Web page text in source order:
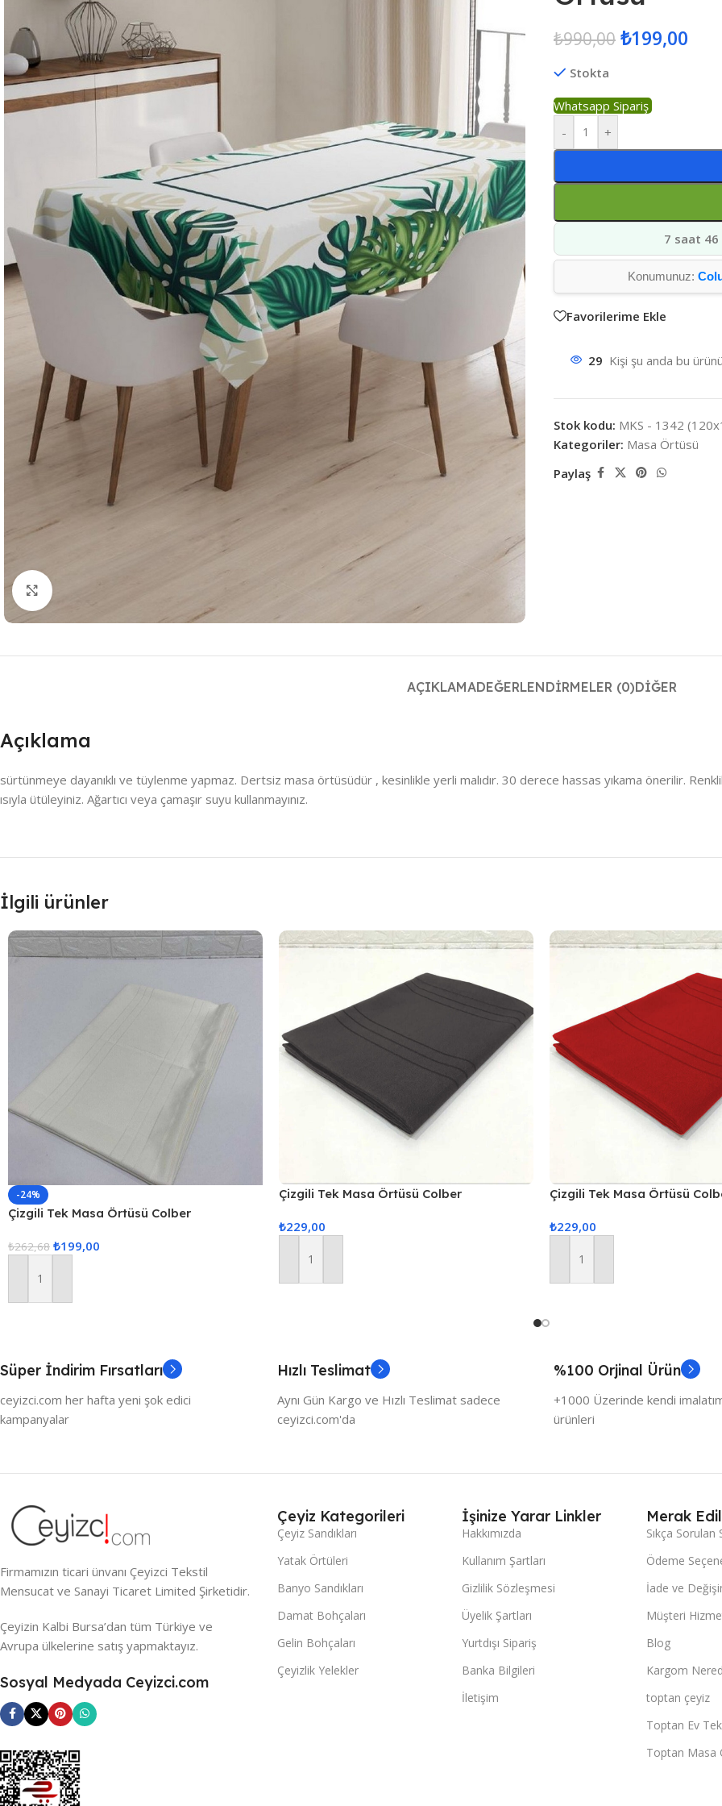
₺990,00 ₺199,00
Stokta
Whatsapp Sipariş
-
+
7 saat 46
Konumunuz:
Favorilerime Ekle
29 Kişi şu anda bu
Stok kodu: MKS - 1342
Kategoriler: Masa Örtüsü
Paylaş
AÇIKLAMADEĞERLENDIRMELER (0)DIĞER
Açıklama
sürtünmeye dayanıklı ve tüylenme yapmaz. Dertsiz masa örtüsüdür , kesinlikle yerli malıdır. 30 derece hassas yıkama önerilir.
ısıyla ütüleyiniz. Ağartıcı veya çamaşır suyu kullanmayınız.
İlgili ürünler
-24%
Çizgili Tek Masa Örtüsü Colber
₺262,68 ₺199,00
Sepete Ekle
Çizgili Tek Masa Örtüsü Colber
₺229,00
Sepete Ekle
Çizgili Tek Masa Örtüsü
₺229,00
Sepete Ekle
Süper İndirim Fırsatları
ceyizci.com her hafta yeni şok edici
kampanyalar
Hızlı Teslimat
Aynı Gün Kargo ve Hızlı Teslimat sadece
ceyizci.com'da
%100 Orjinal Ürün
+1000 Üzerinde kendi
ürünleri
Firmamızın ticari ünvanı Çeyizci Tekstil
Mensucat ve Sanayi Ticaret Limited Şirketidir.
Çeyizin Kalbi Bursa’dan tüm Türkiye ve
Avrupa ülkelerine satış yapmaktayız.
Sosyal Medyada Ceyizci.com
Çeyiz Kategorileri
Çeyiz Sandıkları
Yatak Örtüleri
Banyo Sandıkları
Damat Bohçaları
Gelin Bohçaları
Çeyizlik Yelekler
İşinize Yarar Linkler
Hakkımızda
Kullanım Şartları
Gizlilik Sözleşmesi
Üyelik Şartları
Yurtdışı Sipariş
Banka Bilgileri
İletişim
Merak
Sıkça Sorulan
Ödeme
İade ve
Müşteri
Blog
Kargom
toptan çeyiz
Toptan Ev
Toptan Masa